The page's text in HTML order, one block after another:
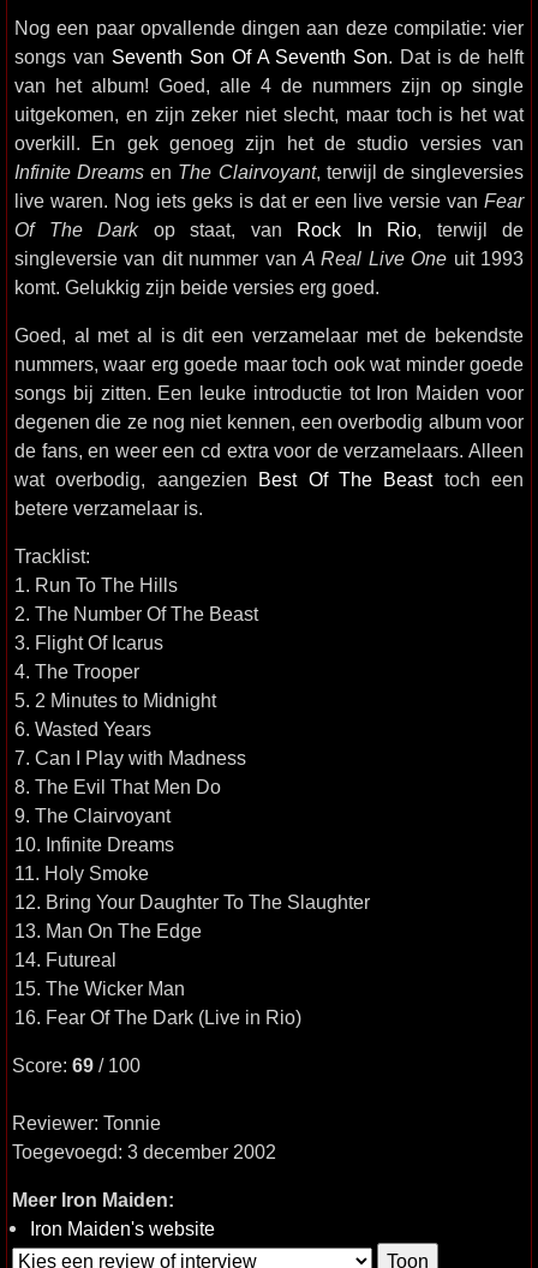
Nog een paar opvallende dingen aan deze compilatie: vier
songs van Seventh Son Of A Seventh Son. Dat is de helft
van het album! Goed, alle 4 de nummers zijn op single
uitgekomen, en zijn zeker niet slecht, maar toch is het wat
overkill. En gek genoeg zijn het de studio versies van
Infinite Dreams en The Clairvoyant, terwijl de singleversies
live waren. Nog iets geks is dat er een live versie van Fear
Of The Darkop staat, van Rock In Rio, terwijl de
singleversie van dit nummer van A Real Live One uit 1993
komt. Gelukkig zijn beide versies erg goed.
Goed, al met al is dit een verzamelaar met de bekendste
nummers, waar erg goede maar toch ook wat minder goede
songs bij zitten. Een leuke introductie tot Iron Maiden voor
degenen die ze nog niet kennen, een overbodig album voor
de fans, en weer een cd extra voor de verzamelaars. Alleen
wat overbodig, aangezien Best Of The Beasttoch een
betere verzamelaar is.
Tracklist:
1. Run To The Hills
2. The Number Of The Beast
3. Flight Of Icarus
4. The Trooper
5. 2 Minutes to Midnight
6. Wasted Years
7. Can I Play with Madness
8. The Evil That Men Do
9. The Clairvoyant
10. Infinite Dreams
11. Holy Smoke
12. Bring Your Daughter To The Slaughter
13. Man On The Edge
14. Futureal
15. The Wicker Man
16. Fear Of The Dark (Live in Rio)
Score: 69 / 100
Reviewer: Tonnie
Toegevoegd: 3 december 2002
Meer Iron Maiden:
Iron Maiden's website